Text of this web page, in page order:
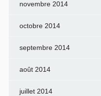
novembre 2014
octobre 2014
septembre 2014
août 2014
juillet 2014